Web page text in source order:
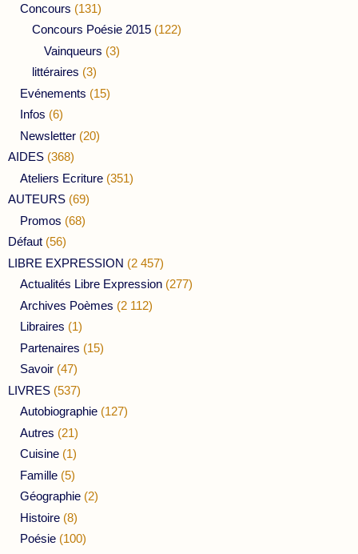
Concours (131)
Concours Poésie 2015 (122)
Vainqueurs (3)
littéraires (3)
Evénements (15)
Infos (6)
Newsletter (20)
AIDES (368)
Ateliers Ecriture (351)
AUTEURS (69)
Promos (68)
Défaut (56)
LIBRE EXPRESSION (2 457)
Actualités Libre Expression (277)
Archives Poèmes (2 112)
Libraires (1)
Partenaires (15)
Savoir (47)
LIVRES (537)
Autobiographie (127)
Autres (21)
Cuisine (1)
Famille (5)
Géographie (2)
Histoire (8)
Poésie (100)